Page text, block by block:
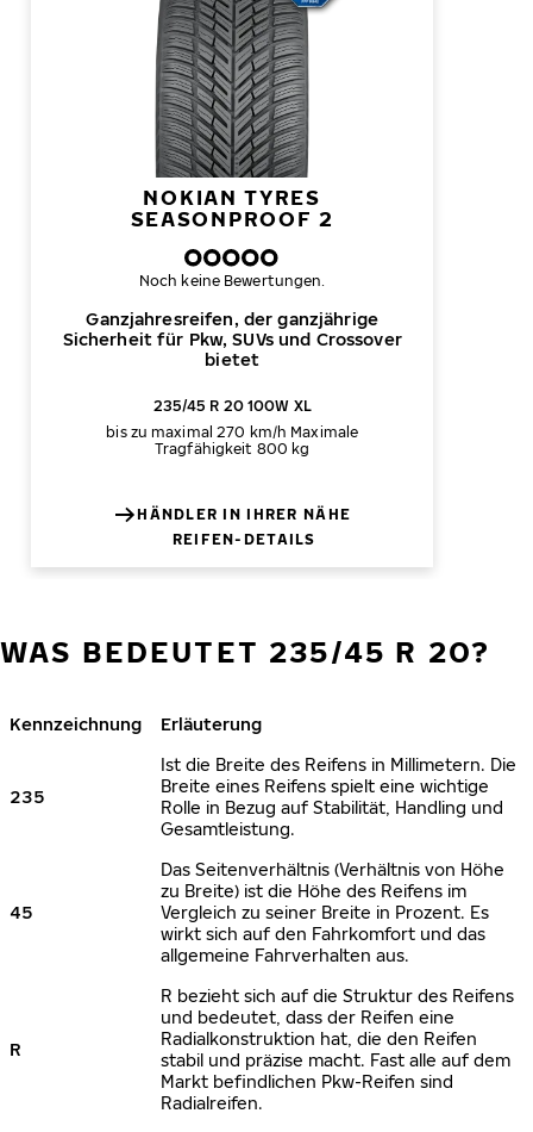
NOKIAN TYRES
SEASONPROOF 2
Ganzjahresreifen, der ganzjährige
Sicherheit für Pkw, SUVs und Crossover
bietet
Noch keine Bewertungen.
235/45 R 20 100W XL
bis zu maximal 270 km/h Maximale
Tragfähigkeit 800 kg
HÄNDLER IN IHRER NÄHE
REIFEN-DETAILS
WAS BEDEUTET 235/45 R 20?
Kennzeichnung Erläuterung
235
Ist die Breite des Reifens in Millimetern. Die
Breite eines Reifens spielt eine wichtige
Rolle in Bezug auf Stabilität, Handling und
Gesamtleistung.
45
Das Seitenverhältnis (Verhältnis von Höhe
zu Breite) ist die Höhe des Reifens im
Vergleich zu seiner Breite in Prozent. Es
wirkt sich auf den Fahrkomfort und das
allgemeine Fahrverhalten aus.
R
R bezieht sich auf die Struktur des Reifens
und bedeutet, dass der Reifen eine
Radialkonstruktion hat, die den Reifen
stabil und präzise macht. Fast alle auf dem
Markt befindlichen Pkw-Reifen sind
Radialreifen.